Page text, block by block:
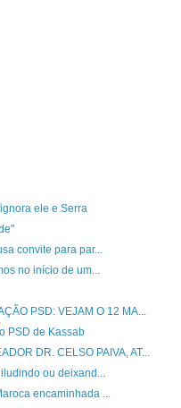
ele e Serra
convite para par...
no início de um...
PSD: VEJAM O 12 MA...
PSD de Kassab
DR. CELSO PAIVA, AT...
ou deixand...
encaminhada ...